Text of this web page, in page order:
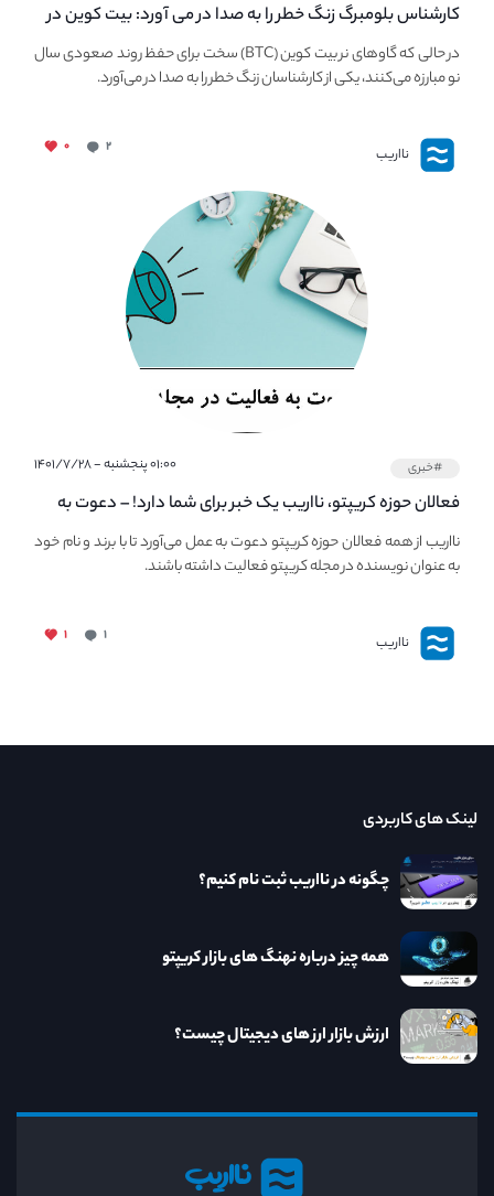
کارشناس بلومبرگ زنگ خطر را به صدا در می آورد: بیت کوین در
معرض خطر سقوط بزرگ است - دلیل آن چیست؟در حالی که گاوهای نر بیت کوین (BTC) سخت برای حفظ روند صعودی سال
نو مبارزه می‌کنند، یکی از کارشناسان زنگ خطر را به صدا در می‌آورد.
نااریب ۲ ۰
#خبری ۰۱:۰۰ پنجشنبه - ۱۴۰۱/۷/۲۸
فعالان حوزه کریپتو، نااریب یک خبر برای شما دارد! – دعوت به
فعالیت در مجله کریپتو
نااریب از همه فعالان حوزه کریپتو دعوت به عمل می‌آورد تا با برند و نام خود
به عنوان نویسنده در مجله کریپتو فعالیت داشته باشند.
نااریب ۱ ۱
نااریب
لینک های کاربردی
چگونه در نااریب ثبت نام کنیم؟
همه چیز درباره نهنگ های بازار کریپتو
ارزش بازار ارز های دیجیتال چیست؟